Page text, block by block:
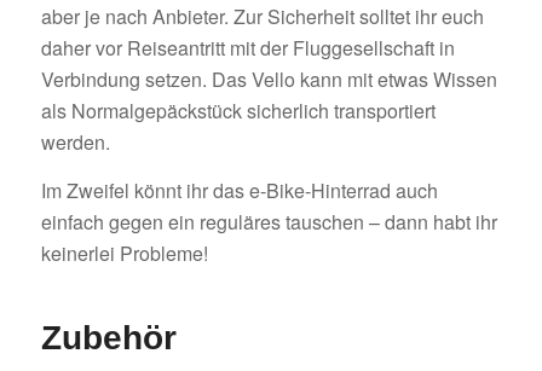
aber je nach Anbieter. Zur Sicherheit solltet ihr euch
daher vor Reiseantritt mit der Fluggesellschaft in
Verbindung setzen. Das Vello kann mit etwas Wissen
als Normalgepäckstück sicherlich transportiert
werden.
Im Zweifel könnt ihr das e-Bike-Hinterrad auch
einfach gegen ein reguläres tauschen – dann habt ihr
keinerlei Probleme!
Zubehör